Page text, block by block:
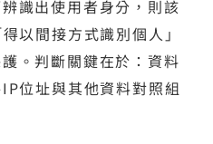
識出使用者身分，則該
以間接方式識別個人」
。判斷關鍵在於：資料
位址與其他資料對照組